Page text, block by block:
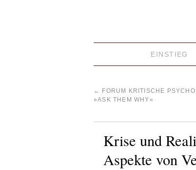
EINSTIEG
←
FORUM KRITISCHE
»ASK THEM WHY«
Krise und
Aspekte von